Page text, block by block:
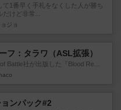
て1番早く手札をなくした人が勝ち
けど非常...
ジョ
フ：タラワ（ASL拡張）
Battle社が出版した『Blood Re...
ンパック#2